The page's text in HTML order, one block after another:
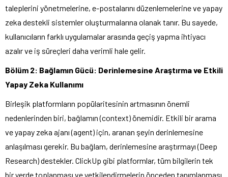
taleplerini yönetmelerine, e-postalarını düzenlemelerine ve yapay
zeka destekli sistemler oluşturmalarına olanak tanır. Bu sayede,
kullanıcıların farklı uygulamalar arasında geçiş yapma ihtiyacı
azalır ve iş süreçleri daha verimli hale gelir.
Bölüm 2: Bağlamın Gücü: Derinlemesine Araştırma ve Etkili
Yapay Zeka Kullanımı
Birleşik platformların popülaritesinin artmasının önemli
nedenlerinden biri, bağlamın (context) önemidir. Etkili bir arama
ve yapay zeka ajanı (agent) için, aranan şeyin derinlemesine
anlaşılması gerekir. Bu bağlam, derinlemesine araştırmayı (Deep
Research) destekler. ClickUp gibi platformlar, tüm bilgilerin tek
bir yerde toplanması ve yetkilendirmelerin önceden tanımlanması